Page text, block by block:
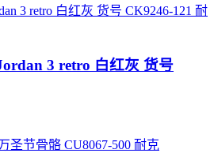
耐
3 retro 白红灰 货号
耐克